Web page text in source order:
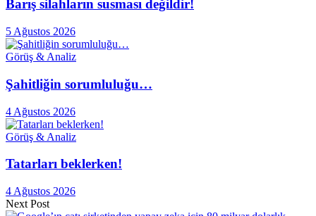
Barış silahların susması değildir!
5 Ağustos 2026
Görüş & Analiz
Şahitliğin sorumluluğu…
4 Ağustos 2026
Görüş & Analiz
Tatarları beklerken!
4 Ağustos 2026
Next Post